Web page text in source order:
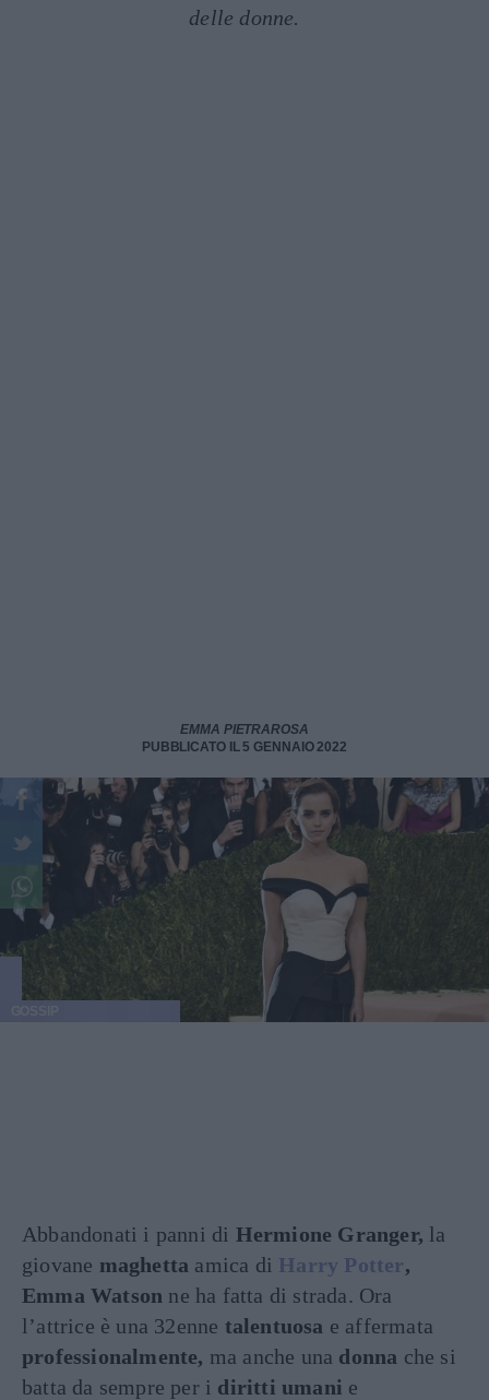
delle donne.
EMMA PIETRAROSA
PUBBLICATO IL 5 GENNAIO 2022
Abbandonati i panni di Hermione Granger, la
giovane maghetta amica di Harry Potter,
Emma Watson ne ha fatta di strada. Ora
l’attrice è una 32enne talentuosa e affermata
professionalmente, ma anche una donna che si
batta da sempre per i diritti umani e